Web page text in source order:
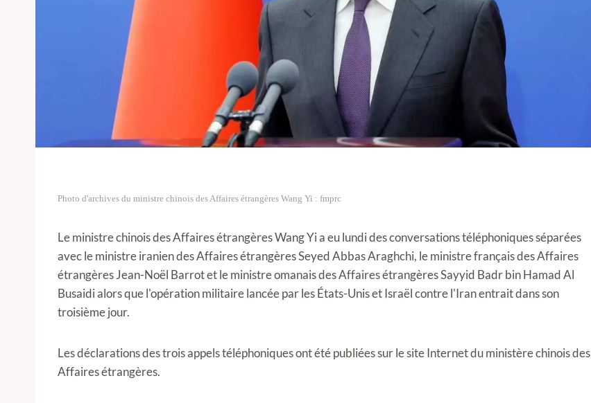
Photo d'archives du ministre chinois des Affaires étrangères Wang Yi : fmprc
Le ministre chinois des Affaires étrangères Wang Yi a eu lundi des conversations téléphoniques séparées
avec le ministre iranien des Affaires étrangères Seyed Abbas Araghchi, le ministre français des Affaires
étrangères Jean-Noël Barrot et le ministre omanais des Affaires étrangères Sayyid Badr bin Hamad Al
Busaidi alors que l'opération militaire lancée par les États-Unis et Israël contre l'Iran entrait dans son
troisième jour.
Les déclarations des trois appels téléphoniques ont été publiées sur le site Internet du ministère chinois des
Affaires étrangères.